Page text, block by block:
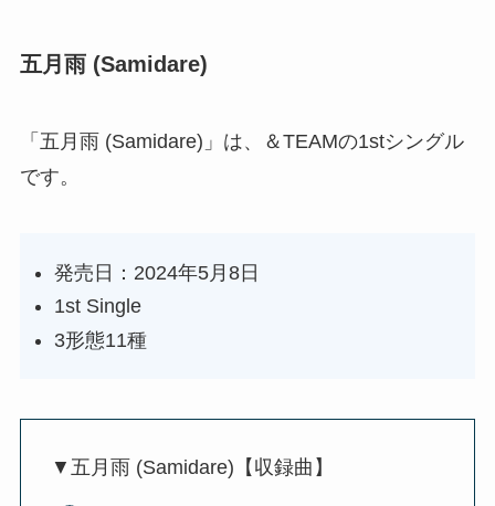
五月雨 (Samidare)
「五月雨 (Samidare)」は、＆TEAMの1stシングル
です。
発売日：2024年5月8日
1st Single
3形態11種
▼五月雨 (Samidare)【収録曲】